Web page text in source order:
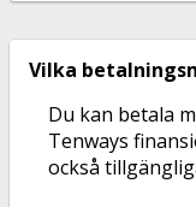
Vilka
Du kan betala
Tenways
också